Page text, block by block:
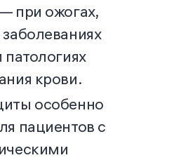
при ожогах,
патологиях
крови.
особенно
пациентов с